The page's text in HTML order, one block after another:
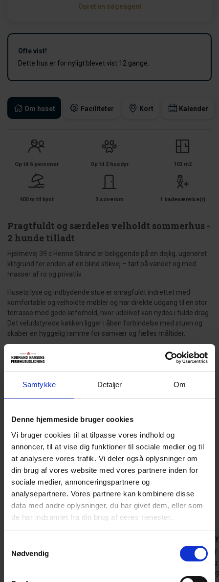
Samtykke Detaljer Om
Denne hjemmeside bruger cookies
Vi bruger cookies til at tilpasse vores indhold og
annoncer, til at vise dig funktioner til sociale medier og til
at analysere vores trafik. Vi deler også oplysninger om
din brug af vores website med vores partnere inden for
sociale medier, annonceringspartnere og
analysepartnere. Vores partnere kan kombinere disse
data med andre oplysninger, du har givet dem, eller som
de har indsamlet fra din brug af deres tjenester.
Nødvendig
Om huset Faciliteter Kort Kalender
Op til 6 personer Op til 2 husdyr 102 m2
400 m til kyst 3 soverum 1 badeværelse(r)
Pragtfuldt og særdeles velholdt sommerhus -
2 hunde tilladt
Hjelmevej 39 c Henne Strand er beliggende på en dejlig, ugeneret
klitgrund for enden af en blind stikvej – tæt på vandet og med
masser af ro og privatliv.
Husets lyse og indbydende stue er smagfuldt indrettet med
komfortable og velholdte møbler og har direkte udgang til en stor
terrasse med gode læforhold, hvor udelivet kan nydes i fulde drag.
Det veludstyrede køkken ligger i åben forbindelse med stuen og
skaber en hyggelig ramme for samvær og fælles måltider.
Det flotte badeværelse indbyder til ren afslapning med både spa
og sauna, og derudover findes et ekstra toilet, som gør huset
ekstra praktisk til flere gæster.
Et skønt feriehus med plads til hele familien – også de firbenede,
da op til 2 hunde er velkomne.
Sovepladserne fordeler sig på 3 gode dobbeltsenge (hver
komfortable rammer for en afslappende ferie.
Gæsterne siger
4,5 • 16 Bedømmelser
Hus
4,5
Grund
4,1
Område
4,9
Dette er selvfølgelig en subjektiv opfattelse, da
Gæst fra
På grund af
vind og
Opret en søgeagent
Ofte vist!
Dette hus er for nyligt blevet vist 12 gange.